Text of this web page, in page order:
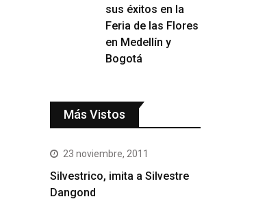
sus éxitos en la
Feria de las Flores
en Medellín y
Bogotá
Más Vistos
23 noviembre, 2011
Silvestrico, imita a Silvestre
Dangond